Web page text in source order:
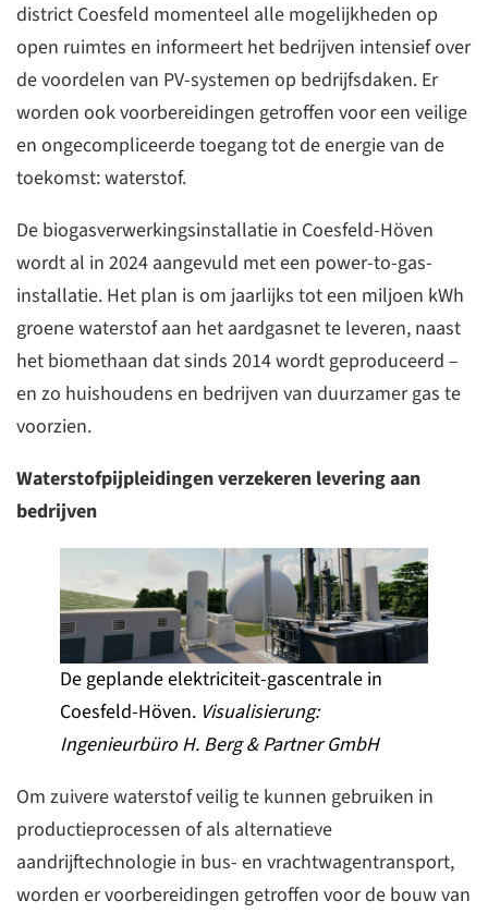
district Coesfeld momenteel alle mogelijkheden op
open ruimtes en informeert het bedrijven intensief over
de voordelen van PV-systemen op bedrijfsdaken. Er
worden ook voorbereidingen getroffen voor een veilige
en ongecompliceerde toegang tot de energie van de
toekomst: waterstof.
De biogasverwerkingsinstallatie in Coesfeld-Höven
wordt al in 2024 aangevuld met een power-to-gas-
installatie. Het plan is om jaarlijks tot een miljoen kWh
groene waterstof aan het aardgasnet te leveren, naast
het biomethaan dat sinds 2014 wordt geproduceerd –
en zo huishoudens en bedrijven van duurzamer gas te
voorzien.
Waterstofpijpleidingen verzekeren levering aan
bedrijven
De geplande elektriciteit-gascentrale in
Coesfeld-Höven. Visualisierung:
Ingenieurbüro H. Berg & Partner GmbH
Om zuivere waterstof veilig te kunnen gebruiken in
productieprocessen of als alternatieve
aandrijftechnologie in bus- en vrachtwagentransport,
worden er voorbereidingen getroffen voor de bouw van